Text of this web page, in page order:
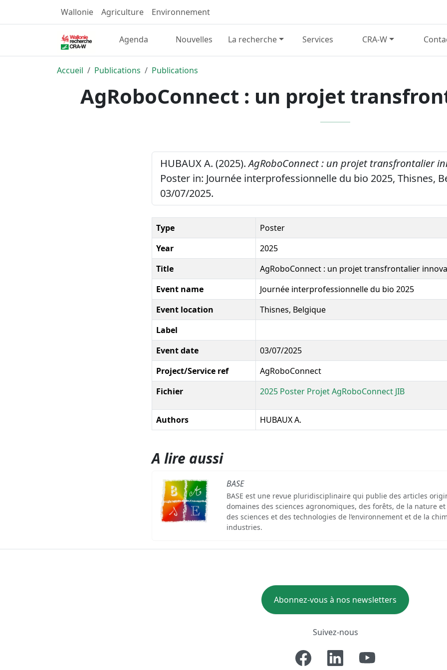
Wallonie Agriculture Environnement
Agenda Nouvelles La recherche Services CRA-W
Accueil Publications Publications
AgRoboConnect : un projet
HUBAUX A. (2025).AgRoboConnect : un projet transfrontalier
Poster in: Journée interprofessionnelle du bio 2025, Thisnes,
03/07/2025.
Type
Poster
Year
2025
Title
AgRoboConnect : un projet transfrontalier
Event name
Journée interprofessionnelle du bio 2025
Event location
Thisnes, Belgique
Label
Event date
03/07/2025
Project/Service ref
AgRoboConnect
Fichier
2025 Poster Projet AgRoboConnect JIB
Authors HUBAUX A.
A lire aussi
BASE
BASE est une revue pluridisciplinaire qui publie des articles
domaines des sciences agronomiques, des forêts, de la nature et
des sciences et des technologies de l’environnement et de la
industries.
Abonnez-vous à nos newsletters
Suivez-nous